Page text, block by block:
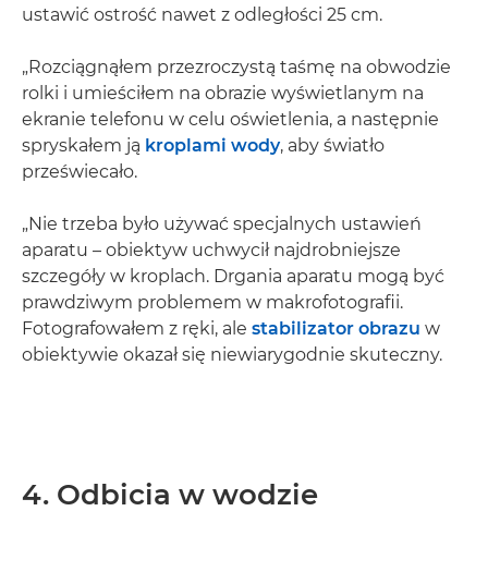
ustawić ostrość nawet z odległości 25 cm.
„Rozciągnąłem przezroczystą taśmę na obwodzie
rolki i umieściłem na obrazie wyświetlanym na
ekranie telefonu w celu oświetlenia, a następnie
spryskałem ją kroplami wody, aby światło
przeświecało.
„Nie trzeba było używać specjalnych ustawień
aparatu – obiektyw uchwycił najdrobniejsze
szczegóły w kroplach. Drgania aparatu mogą być
prawdziwym problemem w makrofotografii.
Fotografowałem z ręki, ale stabilizator obrazu w
obiektywie okazał się niewiarygodnie skuteczny.
4. Odbicia w wodzie